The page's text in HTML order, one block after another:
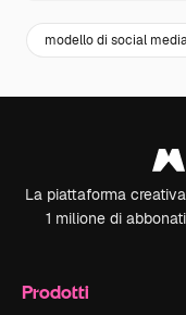
modello di social
La piattaforma
1 milione di
Prodotti